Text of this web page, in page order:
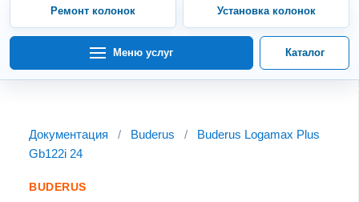
Ремонт колонок Установка колонок
Меню услуг Каталог
Документация / Buderus /
Buderus Logamax Plus
Gb122i 24
BUDERUS